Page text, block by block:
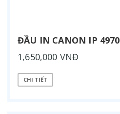
ĐẦU IN CANON IP 4970
1,650,000 VNĐ
CHI TIẾT